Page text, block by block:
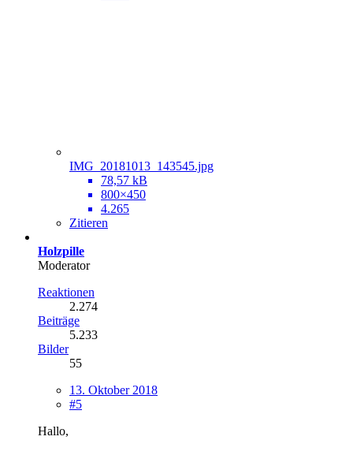
IMG_20181013_143545.jpg
78,57 kB
800×450
4.265
Zitieren
Holzpille
Moderator
Reaktionen
2.274
Beiträge
5.233
Bilder
55
13. Oktober 2018
#5
Hallo,